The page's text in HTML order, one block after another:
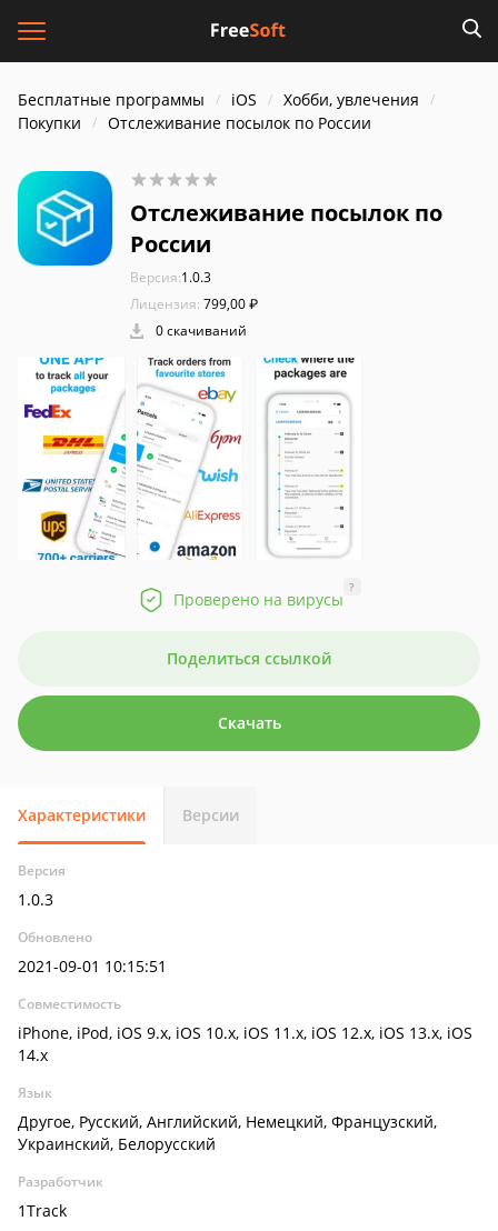
Бесплатные программы iOS
Хобби, увлечения
Покупки
Отслеживание посылок по России
Отслеживание посылок по
России
Версия:1.0.3
Лицензия: 799,00 ₽
0 скачиваний
Проверено на вирусы
?
Поделиться ссылкой
Скачать
Характеристики Версии
Версия
1.0.3
Обновлено
2021-09-01 10:15:51
Совместимость
iPhone, iPod, iOS 9.x, iOS 10.x, iOS 11.x, iOS 12.x, iOS 13.x, iOS
14.x
Язык
Другое, Русский, Английский, Немецкий, Французский,
Украинский, Белорусский
Разработчик
1Track